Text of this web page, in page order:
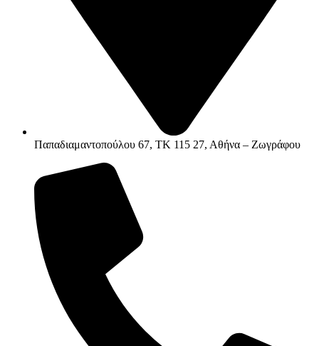
Παπαδιαμαντοπούλου 67, ΤΚ 115 27, Αθήνα – Ζωγράφου